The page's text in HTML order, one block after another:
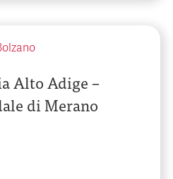
Alto Adige –
di Merano